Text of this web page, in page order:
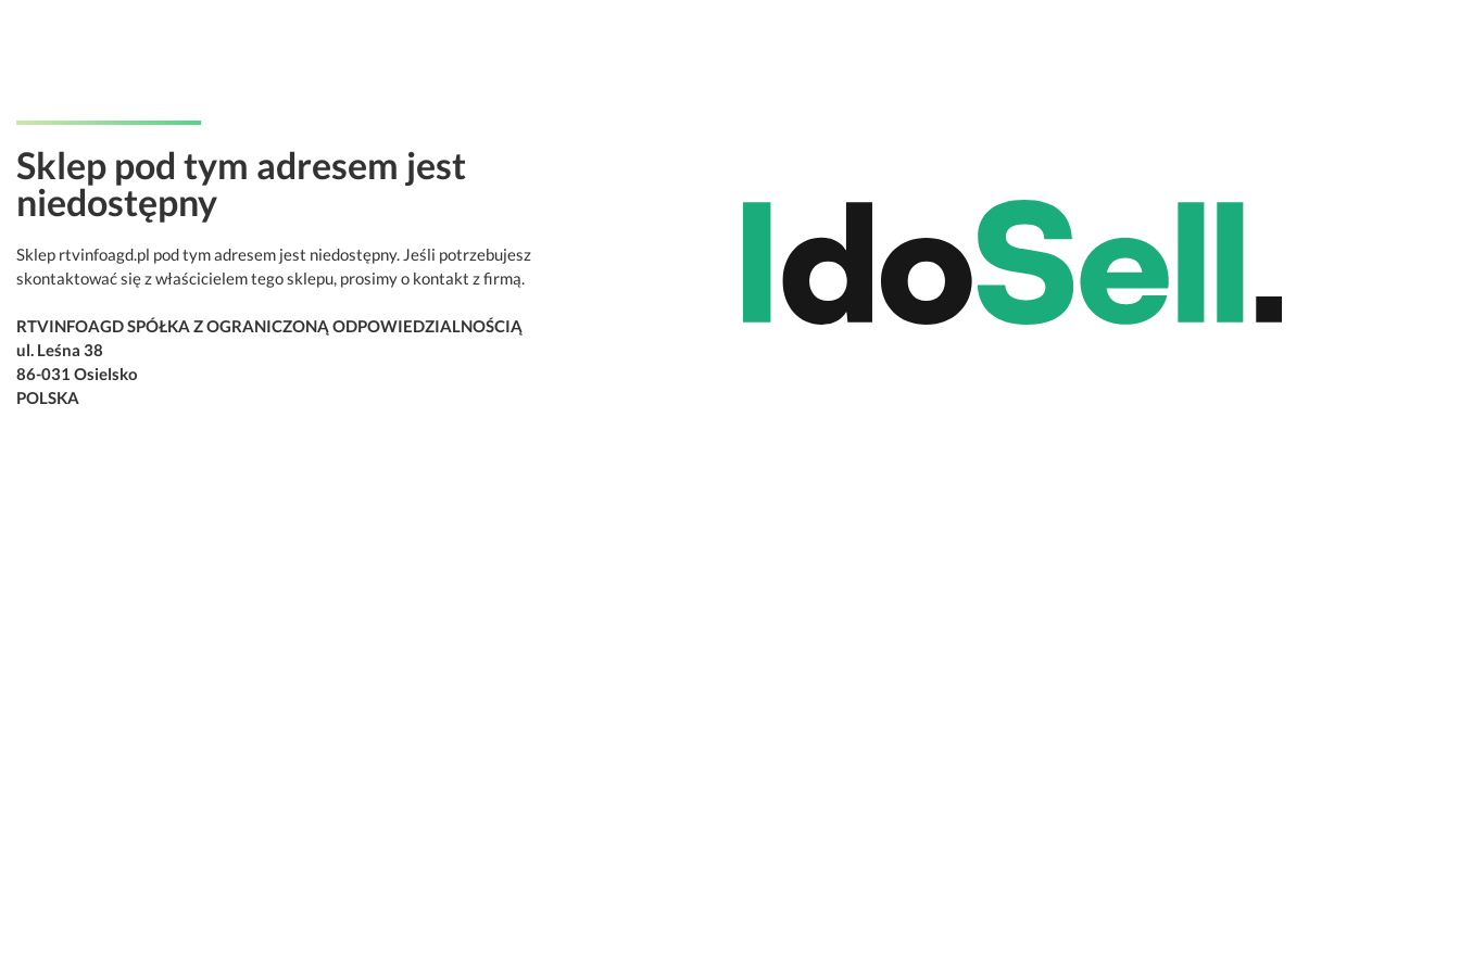
Sklep pod tym adresem jest
niedostępny
Sklep rtvinfoagd.pl pod tym adresem jest niedostępny. Jeśli potrzebujesz
skontaktować się z właścicielem tego sklepu, prosimy o kontakt z firmą.
RTVINFOAGD SPÓŁKA Z OGRANICZONĄ ODPOWIEDZIALNOŚCIĄ
ul. Leśna 38
86-031 Osielsko
POLSKA